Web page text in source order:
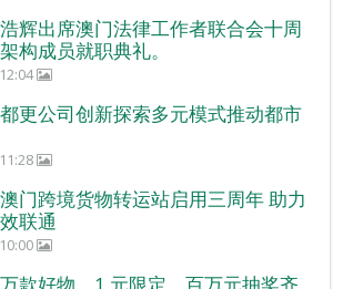
辉出席澳门法律工作者联合会十周
构成员就职典礼。
更公司创新探索多元模式推动都市
门跨境货物转运站启用三周年 助力
联通